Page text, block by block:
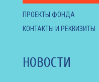
ПРОЕКТЫ ФОНДА
КОНТАКТЫ И РЕКВИЗИТЫ
НОВОСТИ